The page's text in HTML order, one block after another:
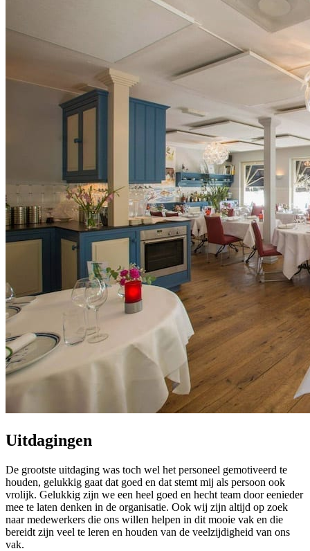
Uitdagingen
De grootste uitdaging was toch wel het personeel gemotiveerd te
houden, gelukkig gaat dat goed en dat stemt mij als persoon ook
vrolijk. Gelukkig zijn we een heel goed en hecht team door eenieder
mee te laten denken in de organisatie. Ook wij zijn altijd op zoek
naar medewerkers die ons willen helpen in dit mooie vak en die
bereidt zijn veel te leren en houden van de veelzijdigheid van ons
vak.